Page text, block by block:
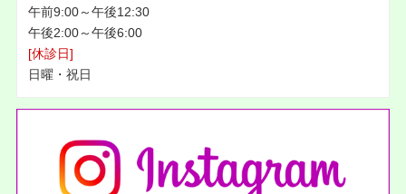
午前9:00～午後12:30
午後2:00～午後6:00
[休診日]
日曜・祝日